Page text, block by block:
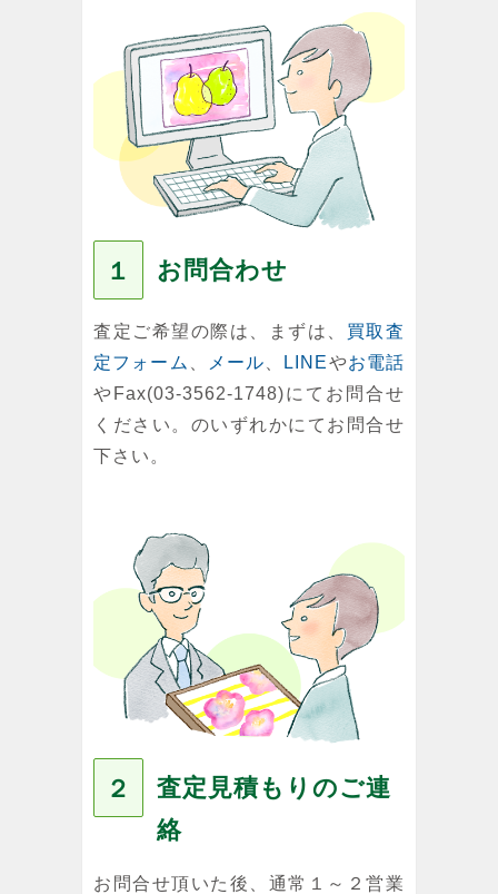
１ お問合わせ
査定ご希望の際は、まずは、 買取査
定フォーム
メール LINEやお電話
やFax(03-3562-1748)にてお問合せ
ください。のいずれかにてお問合せ
下さい。
２
査定見積もりのご連
絡
お問合せ頂いた後、通常１～２営業